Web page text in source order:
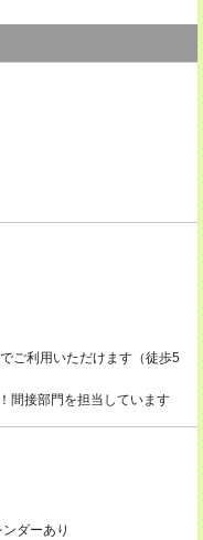
ご利用いただけます（徒歩5
間接部門を担当しています
ダーあり